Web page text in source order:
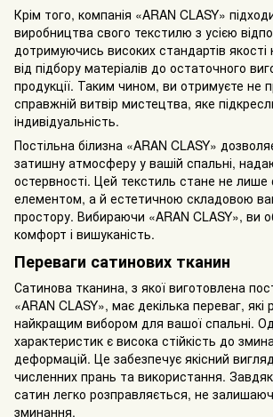
Крім того, компанія «ARAN CLASY»
виробництва свого текстилю з усією
дотримуючись високих стандартів якості
від підбору матеріалів до остаточного
продукції. Таким чином, ви отримуєте не
справжній витвір мистецтва, яке
індивідуальність.
Постільна білизна «ARAN CLASY»
затишну атмосферу у вашій спальні,
остервності. Цей текстиль стане не лише
елементом, а й естетичною складовою
простору. Вибираючи «ARAN CLASY», ви
комфорт і вишуканість.
Переваги сатинових тканин
Сатинова тканина, з якої виготовлена
«ARAN CLASY», має декілька переваг, які
найкращим вибором для вашої спальні.
характеристик є висока стійкість до
деформацій. Це забезпечує якісний
численних прань та використання.
сатин легко розправляється, не
зминання.